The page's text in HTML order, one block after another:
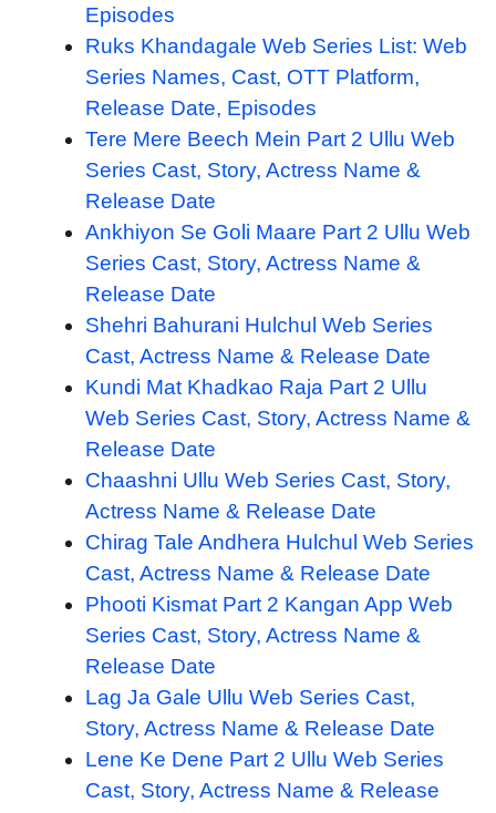
Episodes
Ruks Khandagale Web Series List: Web
Series Names, Cast, OTT Platform,
Release Date, Episodes
Tere Mere Beech Mein Part 2 Ullu Web
Series Cast, Story, Actress Name &
Release Date
Ankhiyon Se Goli Maare Part 2 Ullu Web
Series Cast, Story, Actress Name &
Release Date
Shehri Bahurani Hulchul Web Series
Cast, Actress Name & Release Date
Kundi Mat Khadkao Raja Part 2 Ullu
Web Series Cast, Story, Actress Name &
Release Date
Chaashni Ullu Web Series Cast, Story,
Actress Name & Release Date
Chirag Tale Andhera Hulchul Web Series
Cast, Actress Name & Release Date
Phooti Kismat Part 2 Kangan App Web
Series Cast, Story, Actress Name &
Release Date
Lag Ja Gale Ullu Web Series Cast,
Story, Actress Name & Release Date
Lene Ke Dene Part 2 Ullu Web Series
Cast, Story, Actress Name & Release